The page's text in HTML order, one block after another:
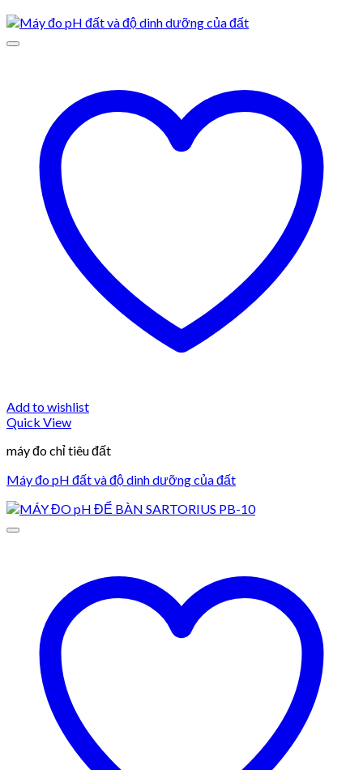
Add to wishlist
Quick View
máy đo chỉ tiêu đất
Máy đo pH đất và độ dinh dưỡng của đất